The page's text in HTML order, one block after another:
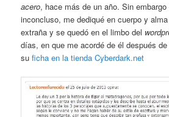
acero, hace más de un año. Sin
inconcluso, me dediqué en cuerpo y
extraña y se quedó en el limbo del
días, en que me acordé de él después
suficha en la tienda Cyberdark.net